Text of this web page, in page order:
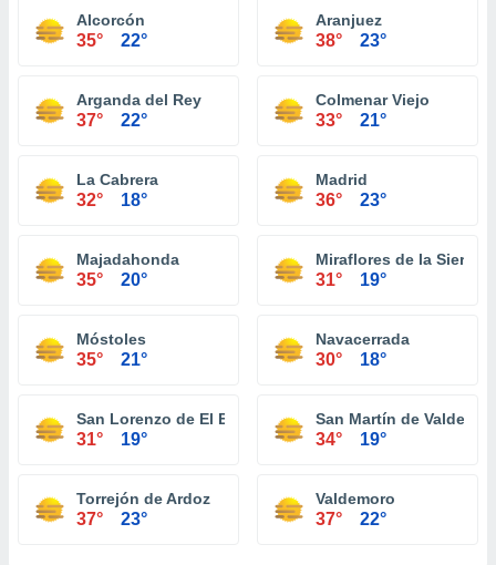
Alcorcón
35° 22°
Aranjuez
38° 23°
Arganda del Rey
37° 22°
Colmenar Viejo
33° 21°
La Cabrera
32° 18°
Madrid
36° 23°
Majadahonda
35° 20°
Miraflores de la Sierra
31° 19°
Móstoles
35° 21°
Navacerrada
30° 18°
San Lorenzo de El Escorial
31° 19°
San Martín de
34° 19°
Torrejón de Ardoz
37° 23°
Valdemoro
37° 22°